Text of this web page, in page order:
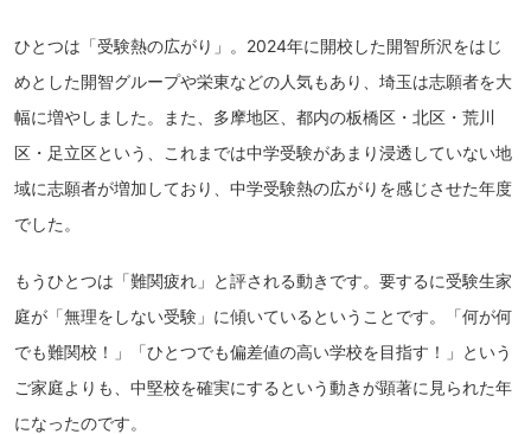
ひとつは「受験熱の広がり」。2024年に開校した開智所沢をはじ
めとした開智グループや栄東などの人気もあり、埼玉は志願者を大
幅に増やしました。また、多摩地区、都内の板橋区・北区・荒川
区・足立区という、これまでは中学受験があまり浸透していない地
域に志願者が増加しており、中学受験熱の広がりを感じさせた年度
でした。
もうひとつは「難関疲れ」と評される動きです。要するに受験生家
庭が「無理をしない受験」に傾いているということです。「何が何
でも難関校！」「ひとつでも偏差値の高い学校を目指す！」という
ご家庭よりも、中堅校を確実にするという動きが顕著に見られた年
になったのです。